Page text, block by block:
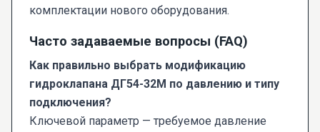
комплектации нового оборудования.
Часто задаваемые вопросы (FAQ)
Как правильно выбрать модификацию
гидроклапана ДГ54-32М по давлению и типу
подключения?
Ключевой параметр — требуемое давление